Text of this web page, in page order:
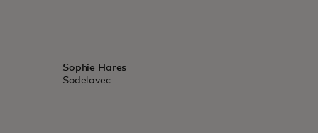
Sophie Hares
Sodelavec